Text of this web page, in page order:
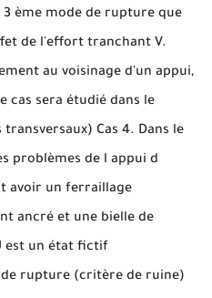
ème mode de rupture que
de l'effort tranchant V.
au voisinage d'un appui,
cas sera étudié dans le
Cas 4. Dans le
problèmes de l appui d
avoir un ferraillage
ancré et une bielle de
est un état fictif
rupture (critère de ruine)